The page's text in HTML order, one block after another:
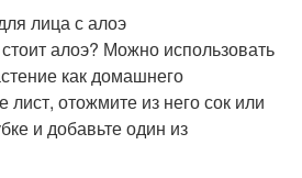
лица с алоэ
алоэ? Можно использовать
как домашнего
лист, отожмите из него сок или
и добавьте один из